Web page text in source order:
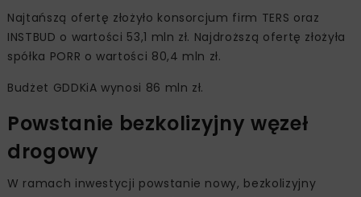
Najtańszą ofertę złożyło konsorcjum firm TERS oraz
INSTBUD o wartości 53,1 mln zł. Najdroższą ofertę złożyła
spółka PORR o wartości 80,4 mln zł.
Budżet GDDKiA wynosi 86 mln zł.
Powstanie bezkolizyjny węzeł
drogowy
W ramach inwestycji powstanie nowy, bezkolizyjny